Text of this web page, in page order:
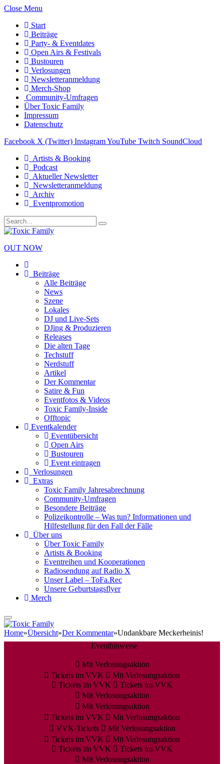
Close Menu
Start
Beiträge
Party- & Eventdates
Open Airs & Festivals
Bustouren
Verlosungen
Newsletteranmeldung
Merch-Shop
Community-Umfragen
Über Toxic Family
Impressum
Datenschutz
Facebook X (Twitter) InstagramYouTube Twitch SoundCloud
Artists & Booking
Podcast
Aktueller Newsletter
Newsletteranmeldung
Archiv
Eventpromotion
OUT NOW
Beiträge
Alle Beiträge
News
Szene
Lokales
DJ und Live-Sets
DJing & Produzieren
Releases
Die alten Tage
Techstuff
Nerdstuff
Artikel
Der Kommentar
Satire & Fun
Eventfotos & Videos
Toxic Family-Inside
Offtopic
Eventkalender
Eventübersicht
Open Airs
Bustouren
Event eintragen
Verlosungen
Extras
Toxic Family Jahresabrechnung
Community-Umfragen
Besondere Beiträge
Polizeikontrolle – Was tun? Informationen und
Hilfestellung für den Fall der Fälle
Über uns
Über Toxic Family
Artists & Booking
Eventreihen und Kooperationen
Radiosendung auf Radio X
Unser Label – ToFa.Rec
Unsere Geburtstagsflyer
Merch
Home»Übersicht»Der Kommentar»Undankbare Meckerheinis!
Eventhinweise
Mit Verlosungsaktion
Tickets im VVK
Mit Verlosungsaktion
Tickets im VVK
Tickets im VVK
Mit Verlosungsaktion
Mit Verlosungsaktion
Tickets im VVK
Mit Verlosungsaktion
VVK-Tickets
Mit Verlosungsaktion
Tickets im VVK
Mit Verlosungsaktion
Tickets im VVK
Tickets im VVK
Mit Verlosungsaktion